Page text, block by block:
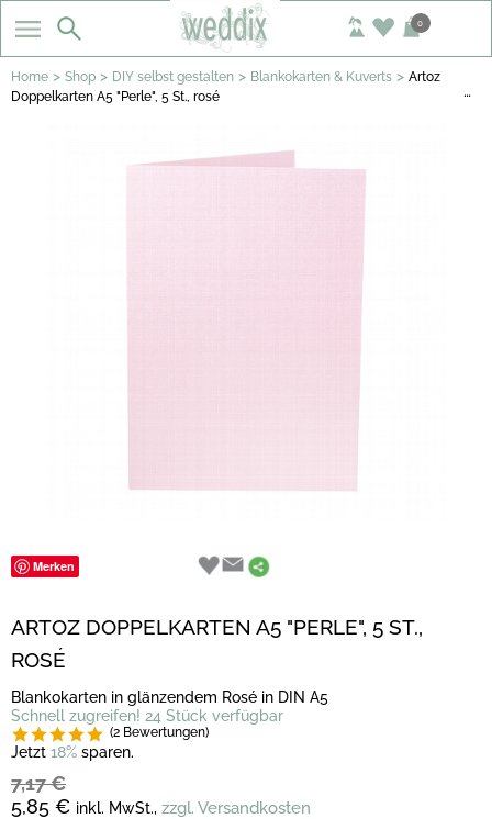
0
Home > Shop > DIY selbst gestalten > Blankokarten & Kuverts > Artoz
Doppelkarten A5 "Perle", 5 St., rosé
…
Merken
ARTOZ DOPPELKARTEN A5 "PERLE", 5 ST.,
ROSÉ
Blankokarten in glänzendem Rosé in DIN A5
Schnell zugreifen! 24 Stück verfügbar
(2 Bewertungen)
Jetzt 18% sparen.
7,17 €
5,85 € inkl. MwSt., zzgl. Versandkosten